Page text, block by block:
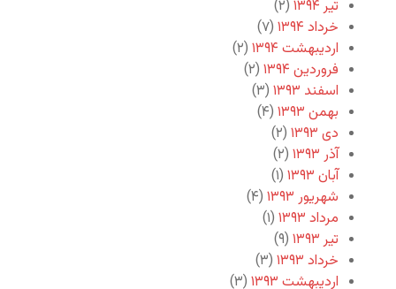
تیر ۱۳۹۴
(۲)
خرداد ۱۳۹۴
(۷)
اردیبهشت ۱۳۹۴
(۲)
فروردین ۱۳۹۴
(۲)
اسفند ۱۳۹۳
(۳)
بهمن ۱۳۹۳
(۴)
دی ۱۳۹۳
(۲)
آذر ۱۳۹۳
(۲)
آبان ۱۳۹۳
(۱)
شهریور ۱۳۹۳
(۴)
مرداد ۱۳۹۳
(۱)
تیر ۱۳۹۳
(۹)
خرداد ۱۳۹۳
(۳)
اردیبهشت ۱۳۹۳
(۳)